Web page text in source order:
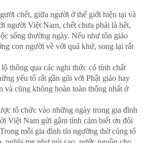
chết, giữa người ở thế giới hiện tại và
người Việt Nam, chết chưa phải là hết,
sống thường ngày. Nếu như tôn giáo
con người về với quá khứ, song lại rất
thông qua các nghi thức có tính chất
yếu tố rất gần gũi với Phật giáo hay
cũng không hoàn toàn thống nhất ở
tổ chức vào những ngày trong gia đình
Việt Nam gửi gắm tình cảm biết ơn đối
mỗi gia đình tín ngưỡng thờ cúng tổ